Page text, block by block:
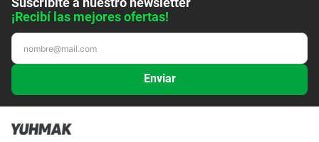
¡Recibí las mejores ofertas!
Enviar